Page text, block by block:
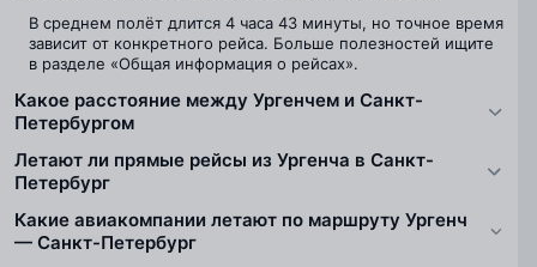
В среднем полёт длится 4 часа 43 минуты, но точное время
зависит от конкретного рейса. Больше полезностей ищите
в разделе «Общая информация о рейсах».
Какое расстояние между Ургенчем и Санкт-
Петербургом
Летают ли прямые рейсы из Ургенча в Санкт-
Петербург
Какие авиакомпании летают по маршруту Ургенч
— Санкт-Петербург